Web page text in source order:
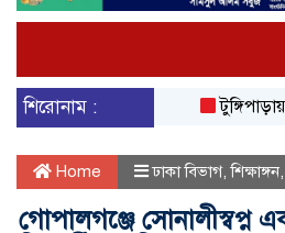
শিরোনাম :
টুঙ্গিপাড়ায়
Home ঢাকা বিভাগ,শিক্ষাঙ্গন
গোপালগঞ্জে সোনালীস্বপ্ন